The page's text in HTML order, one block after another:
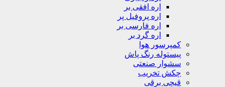
اره افقی بر
اره پروفیل پر
اره فارسی بر
اره گرد بر
کمپرسور هوا
پیستوله رنگ پاش
سشوار صنعتی
چکش تخریب
قیچی برقی